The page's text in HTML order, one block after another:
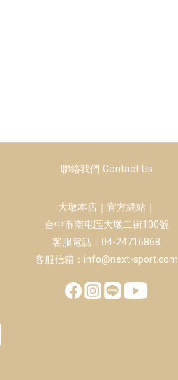
聯絡我們 Contact Us
大墩本店｜官方網站｜
台中市南屯區大墩二街100號
客服電話：04-24716868
客服信箱：info@next-sport.com